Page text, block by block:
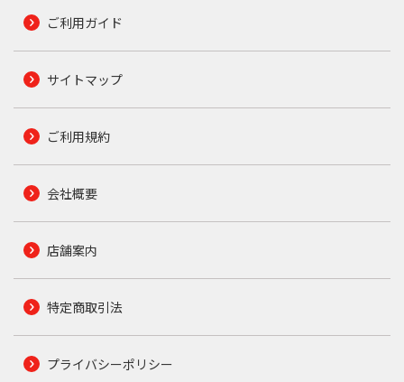
ご利用ガイド
サイトマップ
ご利用規約
会社概要
店舗案内
特定商取引法
プライバシーポリシー